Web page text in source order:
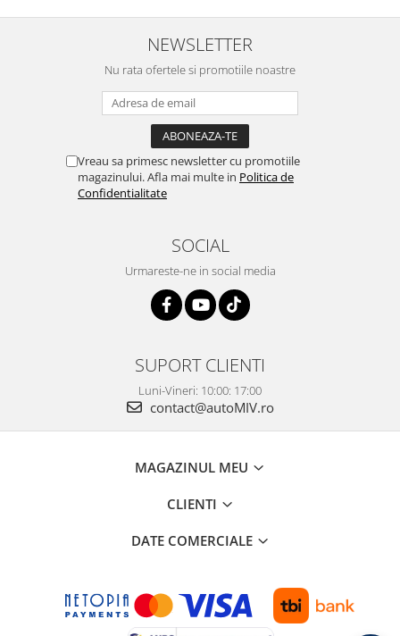
NEWSLETTER
Nu rata ofertele si promotiile noastre
Vreau sa primesc newsletter cu promotiile
magazinului. Afla mai multe in Politica de
Confidentialitate
SOCIAL
Urmareste-ne in social media
SUPORT CLIENTI
Luni-Vineri: 10:00: 17:00
contact@autoMIV.ro
MAGAZINUL MEU
CLIENTI
DATE COMERCIALE